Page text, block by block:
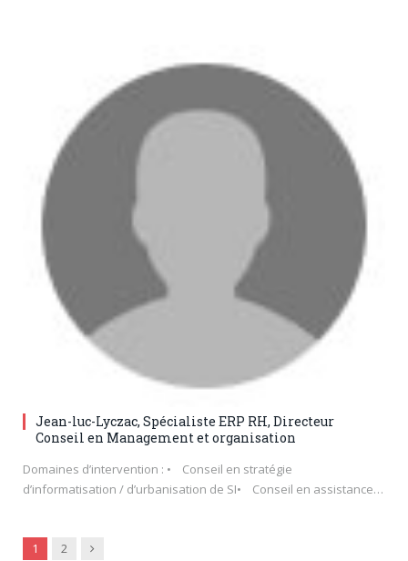
Jean-luc-Lyczac, Spécialiste ERP RH, Directeur
Conseil en Management et organisation
Domaines d’intervention : • Conseil en stratégie
d’informatisation / d’urbanisation de SI• Conseil en assistance…
1 2 Next